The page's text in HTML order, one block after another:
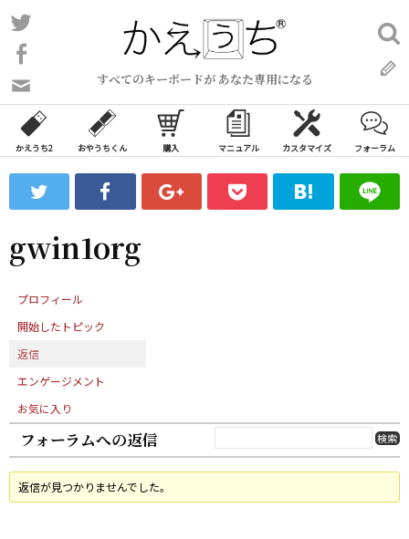
コ
ン
ン
ツ
ス
ッ
すべてのキーボードが あなた専用になる
い
合
わ
フ
ォ
ム
検
索:
かえうち2 おやうちくん 購入 マニュアル カスタマイズ フォーラム
gwin1org
プロフィール
開始したトピック
返信
エンゲージメント
お気に入り
フォーラムへの返信
返信が見つかりませんでした。